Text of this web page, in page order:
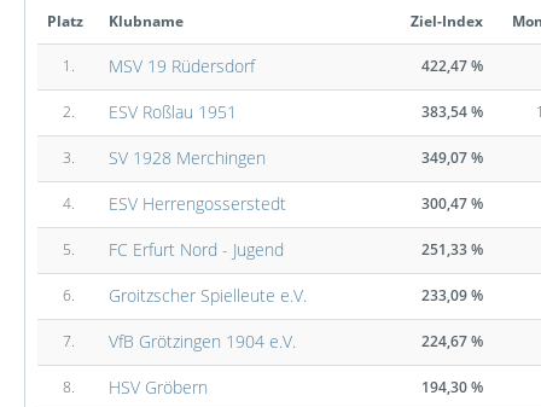
Platz Klubname Ziel-Index
1. MSV 19 Rüdersdorf 422,47 %
2. ESV Roßlau 1951 383,54 %
3. SV 1928 Merchingen 349,07 %
4. ESV Herrengosserstedt 300,47 %
5. FC Erfurt Nord - Jugend 251,33 %
6. Groitzscher Spielleute e.V. 233,09 %
7. VfB Grötzingen 1904 e.V. 224,67 %
8. HSV Gröbern 194,30 %